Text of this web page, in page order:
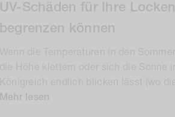
UV-Schäden für Ihre Locken
begrenzen können
Mehr lesen